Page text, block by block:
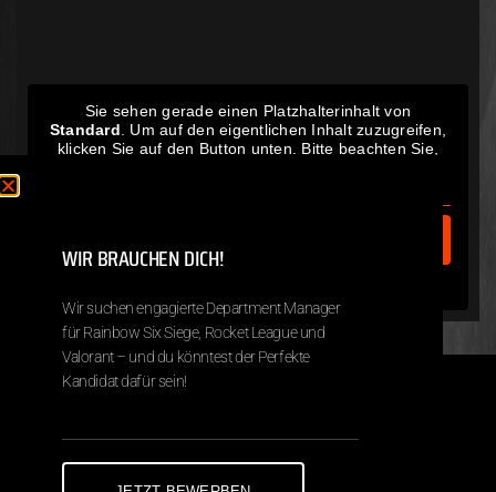
Sie sehen gerade einen Platzhalterinhalt von
Standard . Um auf den eigentlichen Inhalt zuzugreifen,
klicken Sie auf den Button unten. Bitte beachten Sie,
WIR BRAUCHEN DICH!
Wir suchen engagierte Department Manager
für Rainbow Six Siege, Rocket League und
Valorant – und du könntest der Perfekte
Kandidat dafür sein!